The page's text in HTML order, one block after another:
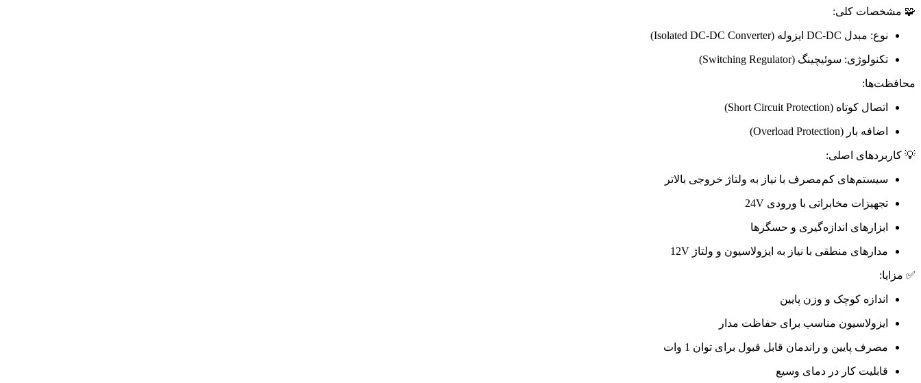
🧩 مشخصات کلی:
نوع: مبدل DC-DC ایزوله (Isolated DC-DC Converter)
تکنولوژی: سوئیچینگ (Switching Regulator)
محافظت‌ها:
اتصال کوتاه (Short Circuit Protection)
اضافه بار (Overload Protection)
💡 کاربردهای اصلی:
سیستم‌های کم‌مصرف با نیاز به ولتاژ خروجی بالاتر
تجهیزات مخابراتی با ورودی 24V
ابزارهای اندازه‌گیری و حسگرها
مدارهای منطقی با نیاز به ایزولاسیون و ولتاژ 12V
✅ مزایا:
اندازه کوچک و وزن پایین
ایزولاسیون مناسب برای حفاظت مدار
مصرف پایین و راندمان قابل قبول برای توان 1 وات
قابلیت کار در دمای وسیع